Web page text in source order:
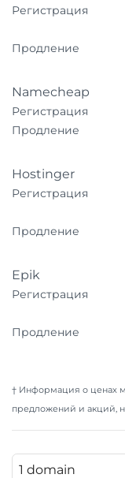
Регистрация
Продление
Namecheap
Регистрация
Продление
Hostinger
Регистрация
Продление
Epik
Регистрация
Продление
† Информация о ценах
предложений и акций,